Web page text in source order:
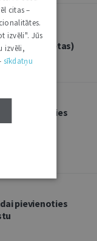
(2 amata vietas)
pievienoties
izstrādes
pievienoties
citas –
izvēli". Jūs
izvēli,
sīkdatņu